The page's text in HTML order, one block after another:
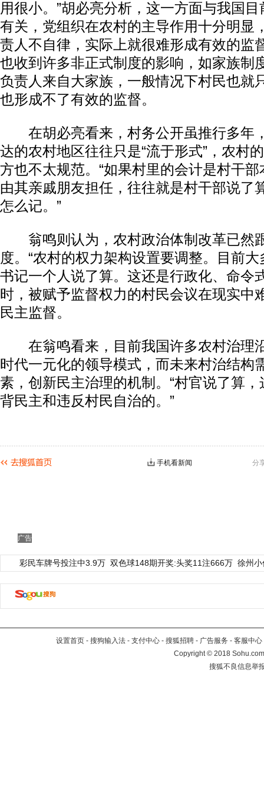
用很小。”胡必亮分析，这一方面与我国
有关，党组织在农村的主导作用十分明显
责人不自律，实际上就很难形成有效的监
也收到许多非正式制度的影响，如家族制
负责人来自大家族，一般情况下村民也就
也形成不了有效的监督。
在胡必亮看来，村务公开虽推行多年
达的农村地区往往只是“流于形式”，农村
方也不太规范。“如果村里的会计是村干
由其亲戚朋友担任，往往就是村干部说了
怎么记。”
翁鸣则认为，农村政治体制改革已然
度。“农村的权力架构设置要调整。目前
书记一个人说了算。这还是行政化、命令
时，被赋予监督权力的村民会议在现实中
民主监督。
在翁鸣看来，目前我国许多农村治理
时代一元化的领导模式，而未来村治结构
素，创新民主治理的机制。“村官说了算
背民主和违反村民自治的。”
分
手机看新闻
广告
彩民车牌号投注中3.9万 双色球148期开奖:头奖11注666万 徐州
设置首页 - 搜狗输入法 - 支付中心 - 搜狐招聘 - 广告服务 - 客服中心
Copyright©2018
搜狐不良信息举